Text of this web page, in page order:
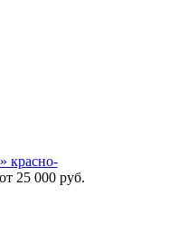
красно-
от 25 000руб.